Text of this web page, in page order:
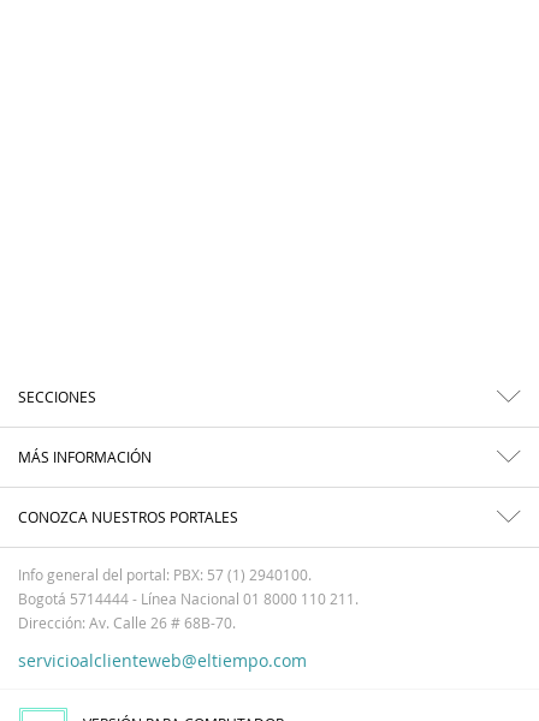
SECCIONES
MÁS INFORMACIÓN
CONOZCA NUESTROS PORTALES
Info general del portal: PBX: 57 (1) 2940100.
Bogotá 5714444 - Línea Nacional 01 8000 110 211.
Dirección: Av. Calle 26 # 68B-70.
servicioalclienteweb@eltiempo.com